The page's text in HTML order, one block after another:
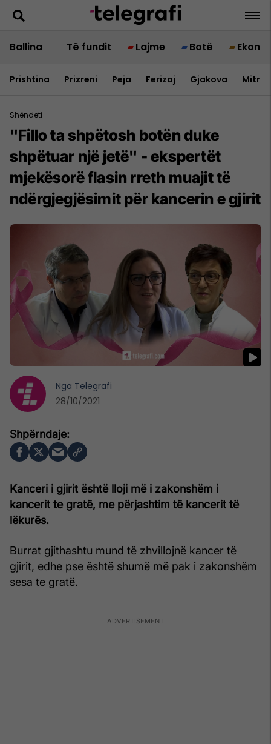
Ballina Të fundit Lajme Botë
Prishtina Prizreni Peja Ferizaj Gjakova
Shëndeti
"Fillo ta shpëtosh botën duke
shpëtuar një jetë" - ekspertët
mjekësorë flasin rreth muajit të
ndërgjegjësimit për kancerin e gjirit
Kanceri i gjirit është lloji më i zakonshëm i
kancerit te gratë, me përjashtim të kancerit të
lëkurës.
Burrat gjithashtu mund të zhvillojnë kancer të
gjirit, edhe pse është shumë më pak i zakonshëm
sesa te gratë.
Nga Telegrafi
28/10/2021